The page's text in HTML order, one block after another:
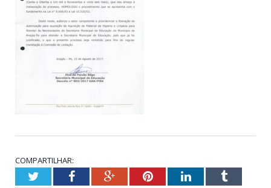
COMPARTILHAR:
TwitterFacebookGoogle+PinterestLinkedInTumblr